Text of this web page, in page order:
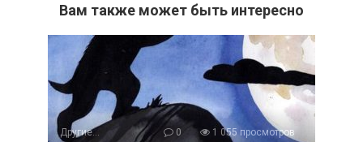
Вам также может быть интересно
Другие... 0 1 055 просмотров